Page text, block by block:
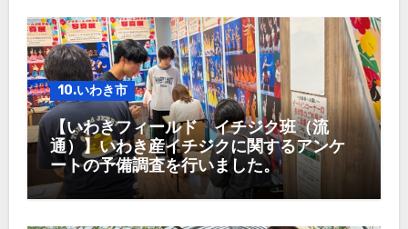
10.いわき市
【いわきフィールド イチジク班（流
通）】いわき産イチジクに関するアンケ
ートの予備調査を行いました。